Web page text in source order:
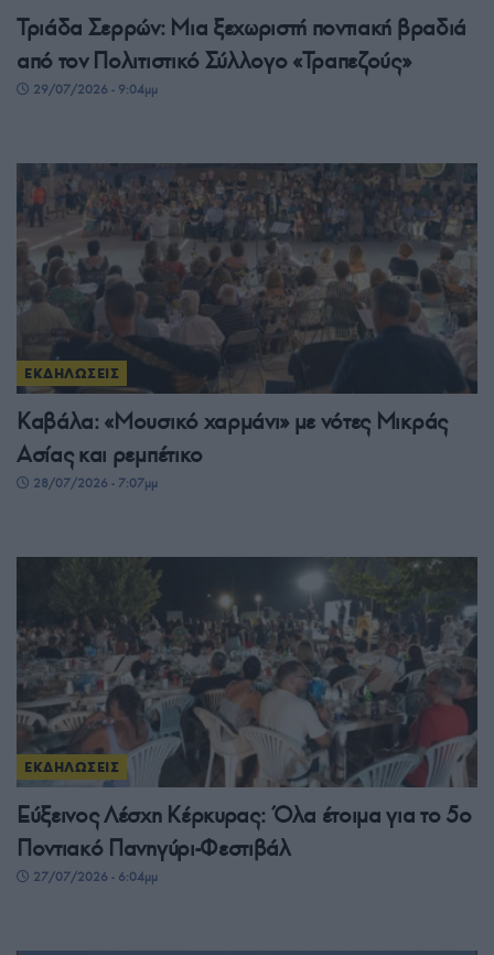
Τριάδα Σερρών: Μια ξεχωριστή ποντιακή βραδιά
από τον Πολιτιστικό Σύλλογο «Τραπεζούς»
29/07/2026 - 9:04μμ
ΕΚΔΗΛΩΣΕΙΣ
Καβάλα: «Μουσικό χαρμάνι» με νότες Μικράς
Ασίας και ρεμπέτικο
28/07/2026 - 7:07μμ
ΕΚΔΗΛΩΣΕΙΣ
Εύξεινος Λέσχη Κέρκυρας: Όλα έτοιμα για το 5ο
Ποντιακό Πανηγύρι-Φεστιβάλ
27/07/2026 - 6:04μμ